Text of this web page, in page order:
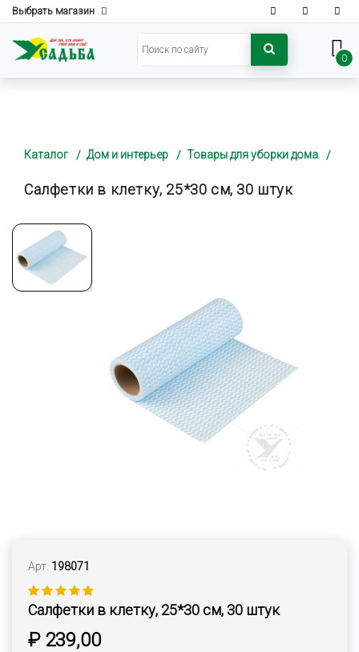
Выбрать магазин
0
Каталог Дом и интерьер Товары для уборки дома
Салфетки в клетку, 25*30 см, 30 штук
Арт. 198071
Салфетки в клетку, 25*30 см, 30 штук
₽ 239,00